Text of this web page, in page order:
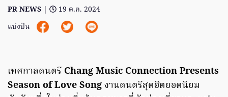
PR NEWS |
19 ต.ค. 2024
แบ่งปัน
เทศกาลดนตรี Chang Music Connection Presents
Season of Love Songงานดนตรีสุดฮิตยอดนิยม